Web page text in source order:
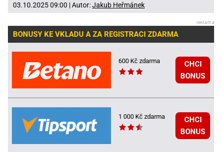
03.10.2025 09:00 | Autor:Jakub Heřmánek
BONUSY KE VKLADU A ZA REGISTRACI ZDARMA
600 Kč zdarma
CHCI
BONUS
1 000 Kč zdarma
CHCI
BONUS